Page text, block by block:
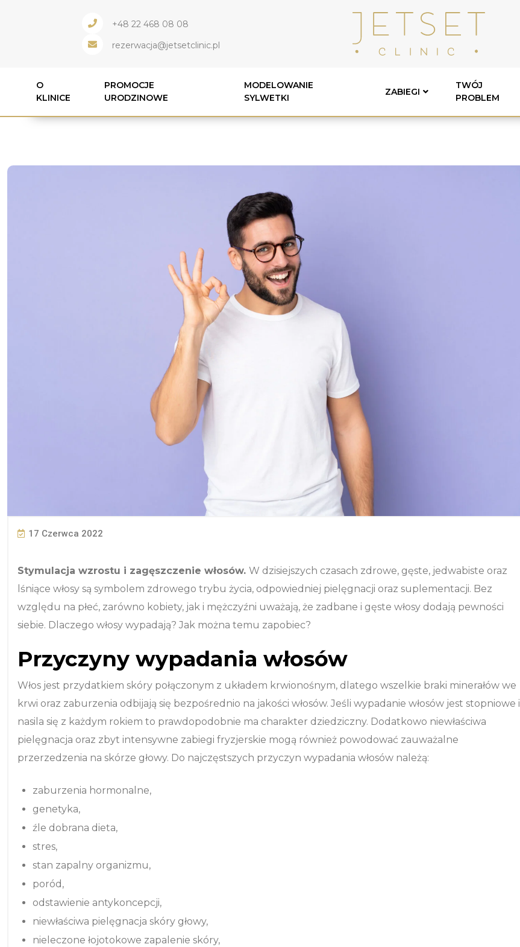
+48 22 468 08 08
rezerwacja@jetsetclinic.pl
O
KLINICE
PROMOCJE
URODZINOWE
MODELOWANIE
SYLWETKI
ZABIEGI
TWÓJ
PROBLEM
17 Czerwca 2022
Stymulacja wzrostu i zagęszczenie włosów. W dzisiejszych czasach zdrowe, gęste, jedwabiste oraz
lśniące włosy są symbolem zdrowego trybu życia, odpowiedniej pielęgnacji oraz suplementacji. Bez
względu na płeć, zarówno kobiety, jak i mężczyźni uważają, że zadbane i gęste włosy dodają pewności
siebie. Dlaczego włosy wypadają? Jak można temu zapobiec?
Przyczyny wypadania włosów
Włos jest przydatkiem skóry połączonym z układem krwionośnym, dlatego wszelkie braki minerałów we
krwi oraz zaburzenia odbijają się bezpośrednio na jakości włosów. Jeśli wypadanie włosów jest stopniowe i
nasila się z każdym rokiem to prawdopodobnie ma charakter dziedziczny. Dodatkowo niewłaściwa
pielęgnacja oraz zbyt intensywne zabiegi fryzjerskie mogą również powodować zauważalne
przerzedzenia na skórze głowy. Do najczęstszych przyczyn wypadania włosów należą:
zaburzenia hormonalne,
genetyka,
źle dobrana dieta,
stres,
stan zapalny organizmu,
poród,
odstawienie antykoncepcji,
niewłaściwa pielęgnacja skóry głowy,
nieleczone łojotokowe zapalenie skóry,